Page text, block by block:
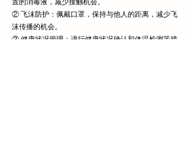
② 飞沫防护：佩戴口罩，保持与他人的距离，减少飞
沫传播的机会。
③ 健康状况管理：进行健康状况确认和体温检测等措